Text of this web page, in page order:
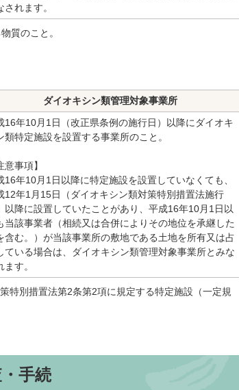
されます。
質のこと。
ダイオキシン類管理対象事業所
16年10月1日（改正県条例の施行日）以降にダイオキ
類特定施設を設置する事業所のこと。
意事項】
16年10月1日以降に特定施設を設置していなくても、
12年1月15日（ダイオキシン類対策特別措置法施行
以降に設置していたことがあり、平成16年10月1日以
当該事業者（相続又は合併によりその地位を承継した
含む。）が当該事業所の敷地である土地を所有又は占
ている場合は、ダイオキシン類管理対象事業所とみな
ます。
特別措置法第2条第2項に規定する特定施設（一定規
手続